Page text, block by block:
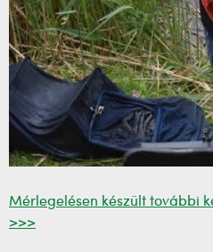
Mérlegelésen készült további
>>>